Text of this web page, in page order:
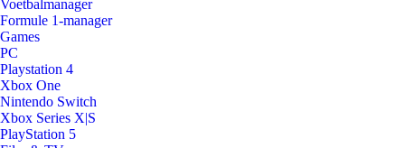
Voetbalmanager
Formule 1-manager
Games
PC
Playstation 4
Xbox One
Nintendo Switch
Xbox Series X|S
PlayStation 5